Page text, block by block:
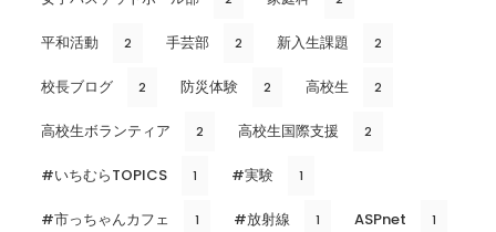
平和活動 2 手芸部 2 新入生課題 2
校長ブログ 2 防災体験 2 高校生 2
高校生ボランティア 2 高校生国際支援 2
#いちむらTOPICS 1 #実験 1
#市っちゃんカフェ 1 #放射線 1 ASPnet 1